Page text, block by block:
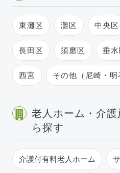
東灘区 灘区 中央区
長田区 須磨区 垂水
西宮 その他（尼崎・明
老人ホーム・介
ら探す
介護付有料老人ホーム